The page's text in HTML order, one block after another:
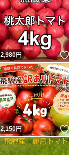
いね！
2,980円
いね！
2,150円